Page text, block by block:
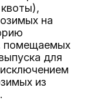
на
помещаемых
для
из